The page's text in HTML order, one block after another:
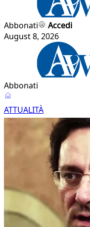
Abbonati
Accedi
August 8, 2026
Abbonati
Attualità
ATTUALITÀ